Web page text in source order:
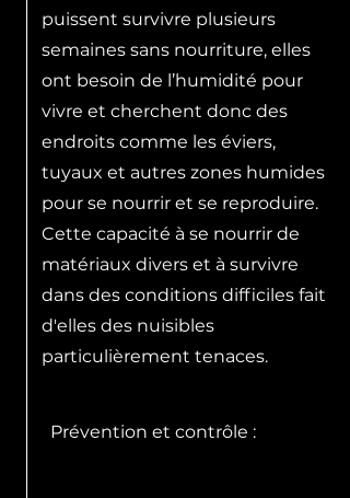
puissent survivre plusieurs
semaines sans nourriture, elles
ont besoin de l’humidité pour
vivre et cherchent donc des
endroits comme les éviers,
tuyaux et autres zones humides
pour se nourrir et se reproduire.
Cette capacité à se nourrir de
matériaux divers et à survivre
dans des conditions difficiles fait
d'elles des nuisibles
particulièrement tenaces.
Prévention et contrôle :